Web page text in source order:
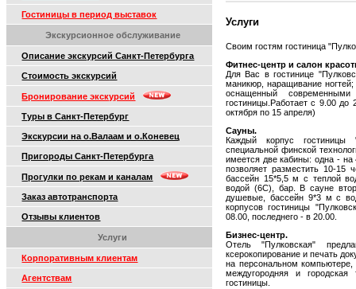
Гостиницы в период выставок
Экскурсионное обслуживание
Описание экскурсий Санкт-Петербурга
Стоимость экскурсий
Бронирование экскурсий
Туры в Санкт-Петербург
Экскурсии на о.Валаам и о.Коневец
Пригороды Санкт-Петербурга
Прогулки по рекам и каналам
Заказ автотранспорта
Отзывы клиентов
Услуги
Корпоративным клиентам
Агентствам
Услуги
Своим гостям гостиница
Фитнес-центр и салон
Для Вас в гостинице
маникюр, наращивание
оснащенный
гостиницы.Работает с 9.00
октября по 15 апреля)
Cауны.
Каждый корпус гостиницы
специальной финской
имеется две кабины: одна - на
позволяет разместить 10-15
бассейн 15*5,5 м с теплой
водой (6С), бар. В сауне
душевые, бассейн 9*3 м с
корпусов гостиницы
08.00, последнего - в 20.00.
Бизнес-центр.
Отель "Пулковская"
ксерокопирование и печать
на персональном компьютере,
междугородняя и
гостиницы.